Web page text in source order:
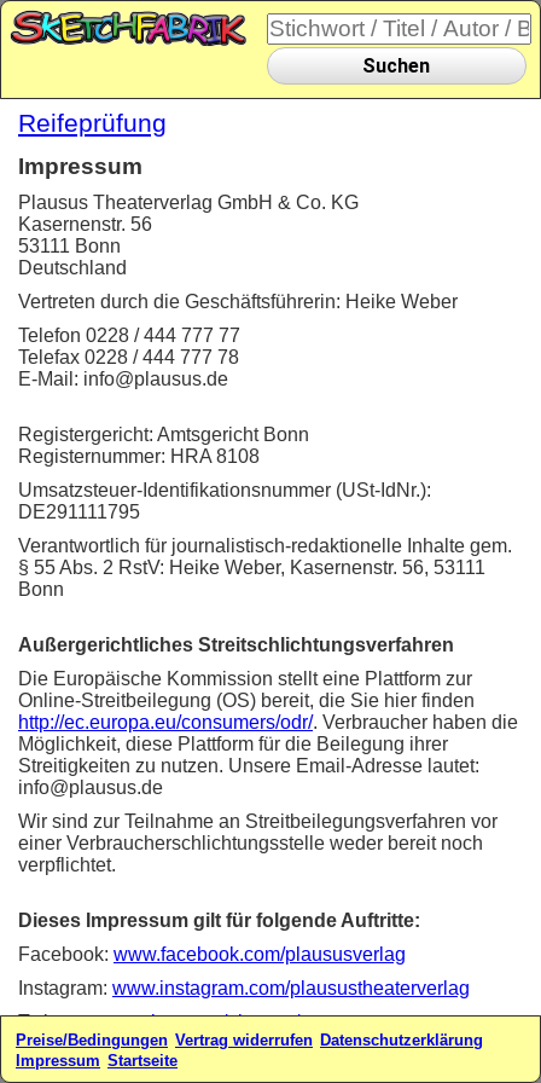
Suchen
Reifeprüfung
Impressum
Plausus Theaterverlag GmbH & Co. KG
Kasernenstr. 56
53111 Bonn
Deutschland
Vertreten durch die Geschäftsführerin: Heike Weber
Telefon 0228 / 444 777 77
Telefax 0228 / 444 777 78
E-Mail: info@plausus.de
Registergericht: Amtsgericht Bonn
Registernummer: HRA 8108
Umsatzsteuer-Identifikationsnummer (USt-IdNr.):
DE291111795
Verantwortlich für journalistisch-redaktionelle Inhalte gem.
§ 55 Abs. 2 RstV: Heike Weber, Kasernenstr. 56, 53111
Bonn
Außergerichtliches Streitschlichtungsverfahren
Die Europäische Kommission stellt eine Plattform zur
Online-Streitbeilegung (OS) bereit, die Sie hier finden
http://ec.europa.eu/consumers/odr/. Verbraucher haben die
Möglichkeit, diese Plattform für die Beilegung ihrer
Streitigkeiten zu nutzen. Unsere Email-Adresse lautet:
info@plausus.de
Wir sind zur Teilnahme an Streitbeilegungsverfahren vor
einer Verbraucherschlichtungsstelle weder bereit noch
verpflichtet.
Dieses Impressum gilt für folgende Auftritte:
Facebook: www.facebook.com/plaususverlag
Instagram: www.instagram.com/plausustheaterverlag
Twitter:www.twitter.com/plausus/
Webseiten:www.plausus.de
Preise/Bedingungen Vertrag widerrufen Datenschutzerklärung
Impressum Startseite